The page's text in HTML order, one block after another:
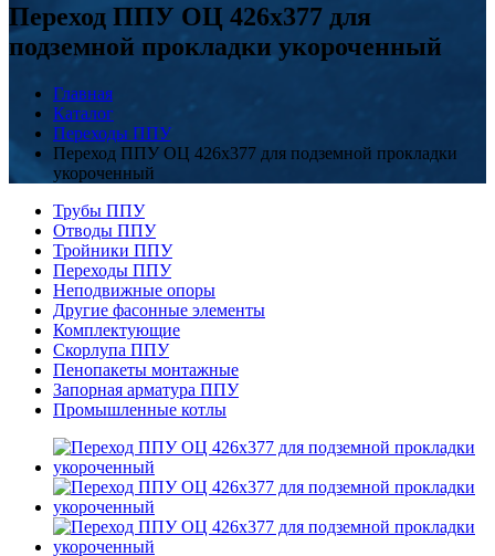
Переход ППУ ОЦ 426x377 для
подземной прокладки укороченный
Главная
Каталог
Переходы ППУ
Переход ППУ ОЦ 426x377 для подземной прокладки
укороченный
Трубы ППУ
Отводы ППУ
Тройники ППУ
Переходы ППУ
Неподвижные опоры
Другие фасонные элементы
Комплектующие
Скорлупа ППУ
Пенопакеты монтажные
Запорная арматура ППУ
Промышленные котлы